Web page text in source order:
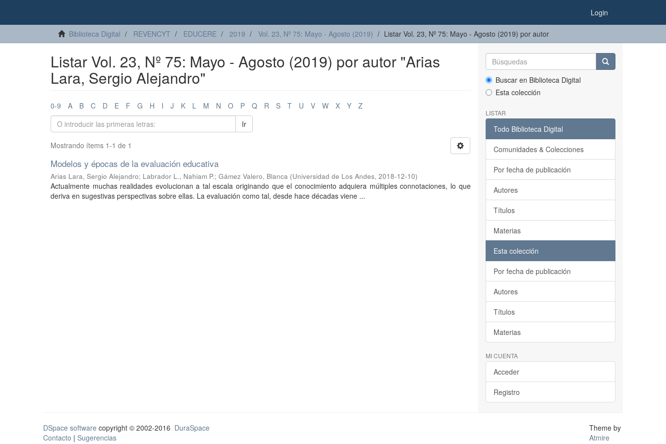
Login
Biblioteca Digital REVENCYT EDUCERE 2019 Vol. 23, Nº 75: Mayo - Agosto (2019) Listar Vol. 23, Nº 75: Mayo - Agosto (2019) por autor
Listar Vol. 23, Nº 75: Mayo - Agosto (2019) por autor "Arias
Lara, Sergio Alejandro"
0-9 A B C D E F G H I J K L M N O P Q R S T U V W X Y
Z
Ir
Mostrando ítems 1-1 de 1
Modelos y épocas de la evaluación educativa
Arias Lara, Sergio Alejandro; Labrador L., Nahiam P.; Gámez Valero, Blanca (Universidad de Los Andes, 2018-12-10)
Actualmente muchas realidades evolucionan a tal escala originando que el conocimiento adquiera múltiples connotaciones, lo que
deriva en sugestivas perspectivas sobre ellas. La evaluación como tal, desde hace décadas viene ...
Buscar en Biblioteca Digital
Esta colección
LISTAR
Todo Biblioteca Digital
Comunidades & Colecciones
Por fecha de publicación
Autores
Títulos
Materias
Esta colección
Por fecha de publicación
Autores
Títulos
Materias
MI CUENTA
Acceder
Registro
DSpace software copyright © 2002-2016 DuraSpace
Contacto | Sugerencias
Theme by
Atmire